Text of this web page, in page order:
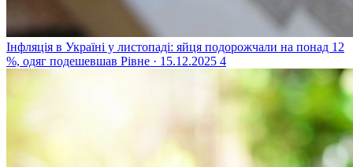
Інфляція в Україні у листопаді: яйця подорожчали на понад 12
%, одяг подешевшав Рівне · 15.12.2025 4